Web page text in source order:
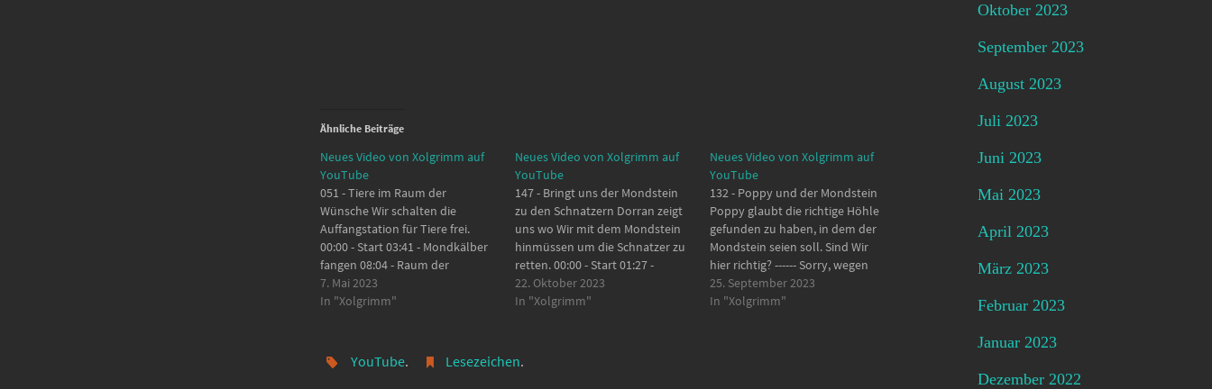
Ähnliche Beiträge
Neues Video von Xolgrimm auf
YouTube
051 - Tiere im Raum der
Wünsche Wir schalten die
Auffangstation für Tiere frei.
00:00 - Start 03:41 - Mondkälber
fangen 08:04 - Raum der
Wünsche 09:21 - Neuer Breich für
Tiere 19:55 - Kleidung für
spielen? https://bit.ly/3I8rrnr
Würde mich freuen, wenn Ihr…
7. Mai 2023
In "Xolgrimm"
Neues Video von Xolgrimm auf
YouTube
147 - Bringt uns der Mondstein
zu den Schnatzern Dorran zeigt
uns wo Wir mit dem Mondstein
hinmüssen um die Schnatzer zu
retten. 00:00 - Start 01:27 -
Dorran & Poppy 08:51 - Mond /
Lichträtsel 15:07 - Der goldene
22. Oktober 2023
In "Xolgrimm"
Neues Video von Xolgrimm auf
YouTube
132 - Poppy und der Mondstein
Poppy glaubt die richtige Höhle
gefunden zu haben, in dem der
Mondstein seien soll. Sind Wir
hier richtig? ------ Sorry, wegen
den Grafikfehlern. Habe was an
den Einstellungen geändert.
25. September 2023
In "Xolgrimm"
YouTube. Lesezeichen.
Oktober 2023
September 2023
August 2023
Juli 2023
Juni 2023
Mai 2023
April 2023
März 2023
Februar 2023
Januar 2023
Dezember 2022